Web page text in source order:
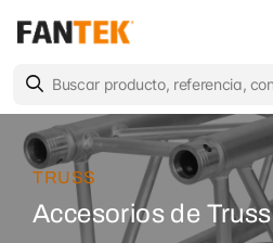
TRUSS
Accesorios de Truss